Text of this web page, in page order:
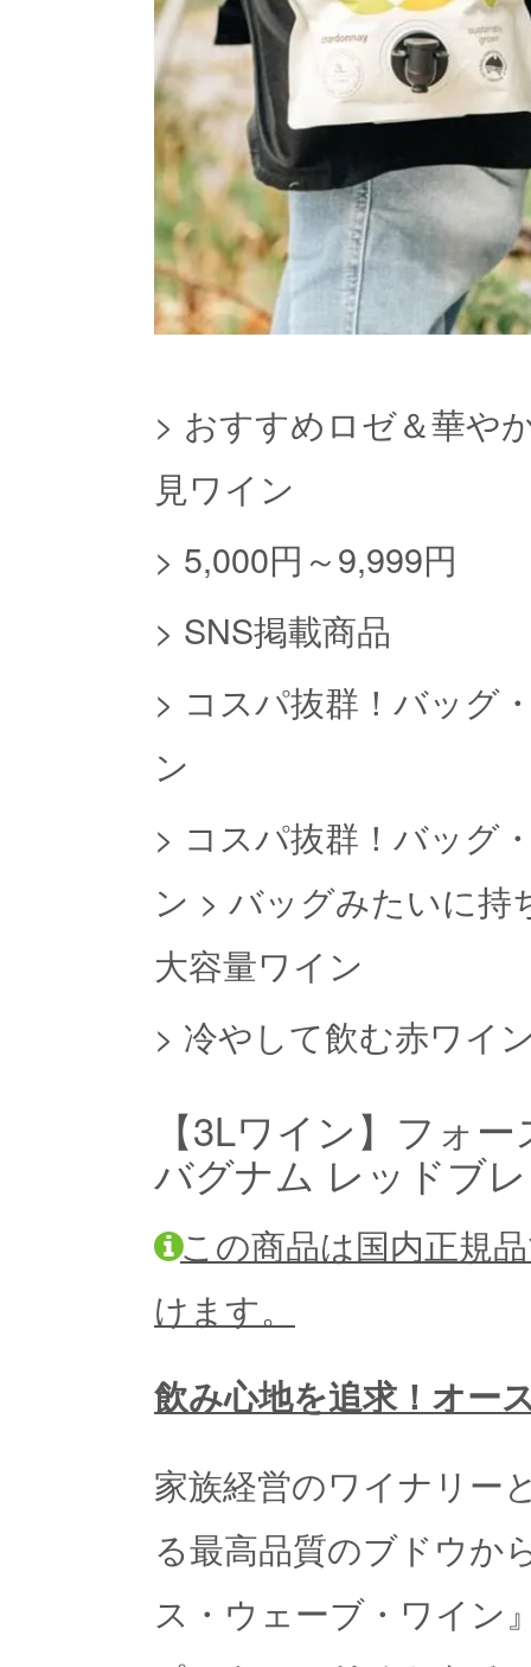
> おすすめロゼ＆華や
見ワイン
> 5,000円～9,999円
> SNS掲載商品
> コスパ抜群！バッグ
ン
> コスパ抜群！バッグ
ン > バッグみたいに持
大容量ワイン
> 冷やして飲む赤ワイ
【3Lワイン】フォ
バグナム レッドブ
この商品は国内正規
けます。
飲み心地を追求！オー
家族経営のワイナリー
る最高品質のブドウか
ス・ウェーブ・ワイン